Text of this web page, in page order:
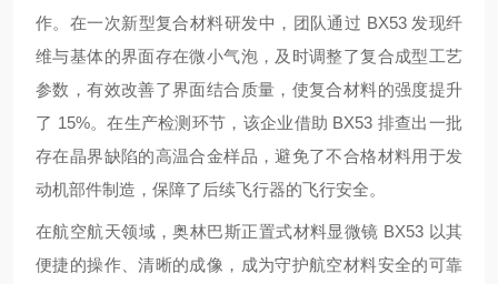
作。在一次新型复合材料研发中，团队通过 BX53 发现纤
维与基体的界面存在微小气泡，及时调整了复合成型工艺
参数，有效改善了界面结合质量，使复合材料的强度提升
了 15%。在生产检测环节，该企业借助 BX53 排查出一批
存在晶界缺陷的高温合金样品，避免了不合格材料用于发
动机部件制造，保障了后续飞行器的飞行安全。
在航空航天领域，奥林巴斯正置式材料显微镜 BX53 以其
便捷的操作、清晰的成像，成为守护航空材料安全的可靠